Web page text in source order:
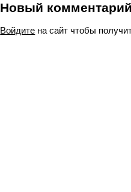
Новый
Войдите на сайт чтобы